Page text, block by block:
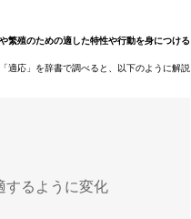
繁殖のための適した特性や行動を身につける
適応」を辞書で調べると、以下のように解説
するように変化